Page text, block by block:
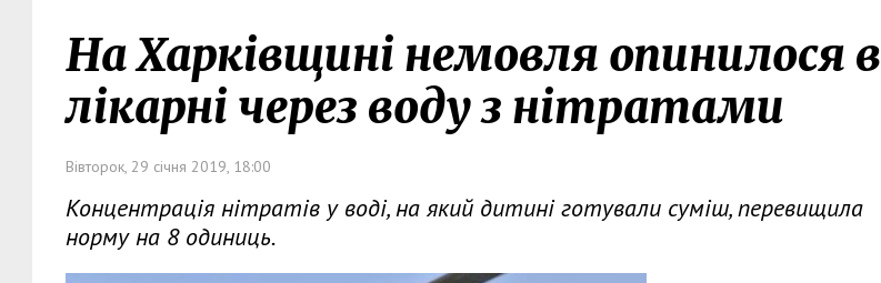
На Харківщині немовля опинилося в
лікарні через воду з нітратами
Вівторок, 29 січня 2019, 18:00
Концентрація нітратів у воді, на який дитині готували суміш, перевищила
норму на 8 одиниць.